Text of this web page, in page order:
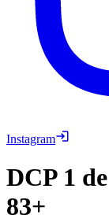
Instagram
DCP 1
83+